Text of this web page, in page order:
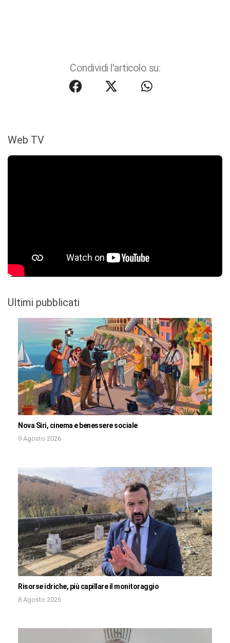
Condividi l'articolo su:
Web TV
Ultimi pubblicati
Nova Siri, cinema e benessere sociale
9 Agosto 2026
Risorse idriche, più capillare il monitoraggio
8 Agosto 2026